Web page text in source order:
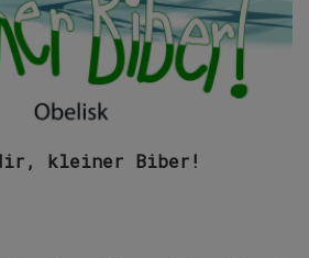
kleiner Biber!